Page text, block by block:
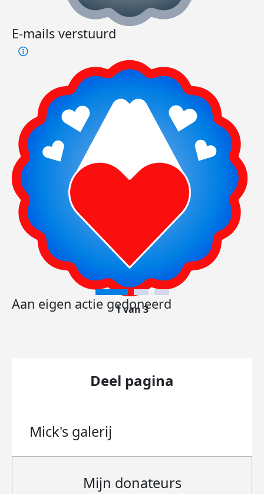
E-mails verstuurd
Aan eigen actie gedoneerd
1 van 3
Deel pagina
Mick's galerij
Mijn donateurs